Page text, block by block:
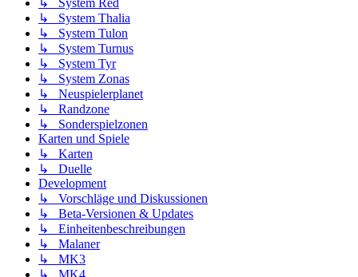
↳ System Red
↳ System Thalia
↳ System Tulon
↳ System Turnus
↳ System Tyr
↳ System Zonas
↳ Neuspielerplanet
↳ Randzone
↳ Sonderspielzonen
Karten und Spiele
↳ Karten
↳ Duelle
Development
↳ Vorschläge und Diskussionen
↳ Beta-Versionen & Updates
↳ Einheitenbeschreibungen
↳ Malaner
↳ MK3